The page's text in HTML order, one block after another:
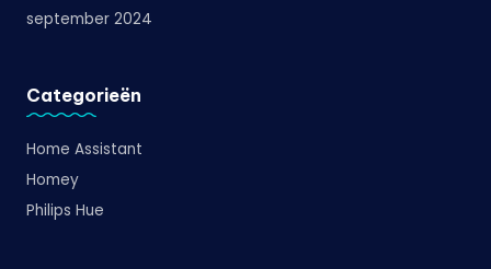
september 2024
Categorieën
Home Assistant
Homey
Philips Hue